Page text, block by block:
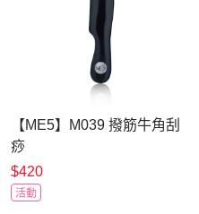
【ME5】M039 撥筋牛角刮
痧
$420
活動